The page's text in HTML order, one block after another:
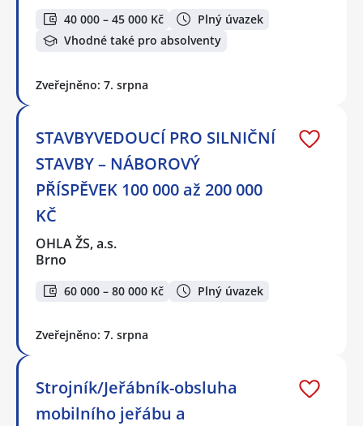
40 000 – 45 000 Kč
Plný úvazek
Vhodné také pro absolventy
Zveřejněno: 7. srpna
STAVBYVEDOUCÍ PRO SILNIČNÍ
STAVBY – NÁBOROVÝ
PŘÍSPĚVEK 100 000 až 200 000
KČ
OHLA ŽS, a.s.
Brno
60 000 – 80 000 Kč Plný úvazek
Zveřejněno: 7. srpna
Strojník/Jeřábník-obsluha
mobilního jeřábu a